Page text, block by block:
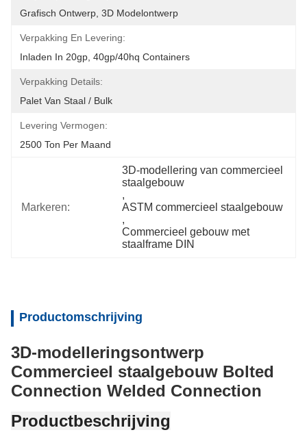
Grafisch Ontwerp, 3D Modelontwerp
Verpakking En Levering:
Inladen In 20gp, 40gp/40hq Containers
Verpakking Details:
Palet Van Staal / Bulk
Levering Vermogen:
2500 Ton Per Maand
Markeren:
3D-modellering van commercieel
staalgebouw
,
ASTM commercieel staalgebouw
,
Commercieel gebouw met
staalframe DIN
Productomschrijving
3D-modelleringsontwerp
Commercieel staalgebouw Bolted
Connection Welded Connection
Productbeschrijving